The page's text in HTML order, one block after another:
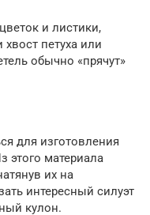
и листики,
петуха или
обычно «прячут»
для изготовления
этого материала
их на
интересный силуэт
кулон.